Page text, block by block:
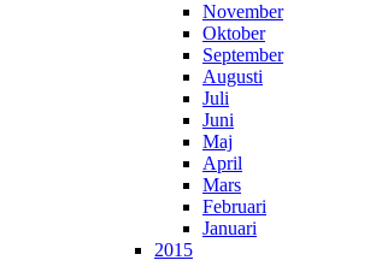
November
Oktober
September
Augusti
Juli
Juni
Maj
April
Mars
Februari
Januari
2015